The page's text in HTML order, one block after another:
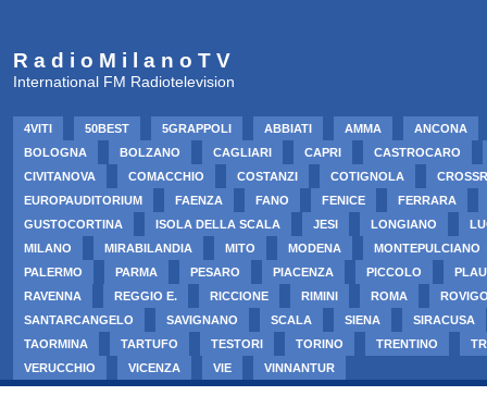
R a d i o M i l a n o T V
International FM Radiotelevision
4VITI 50BEST 5GRAPPOLI ABBIATI AMMA
ANCONA
BOLOGNA
BOLZANO CAGLIARI CAPRI
CASTROCARO
CIVITANOVA
COMACCHIO COSTANZI COTIGNOLA
EUROPAUDITORIUM
FAENZA FANO FENICE
FERRARA
GUSTOCORTINA
ISOLA DELLA SCALA JESI LONGIANO
MILANO
MIRABILANDIA MITO MODENA
MONTEPULCIANO
PALERMO
PARMA PESARO PIACENZA PICCOLO
RAVENNA
REGGIO E. RICCIONE RIMINI ROMA
SANTARCANGELO
SAVIGNANO SCALA SIENA
SIRACUSA
TAORMINA
TARTUFO TESTORI TORINO TRENTINO
VERUCCHIO
VICENZA VIE VINNANTUR